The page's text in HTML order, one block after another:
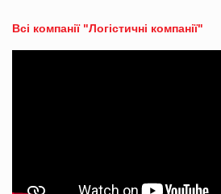
Всі компанії "Логістичні компанії"